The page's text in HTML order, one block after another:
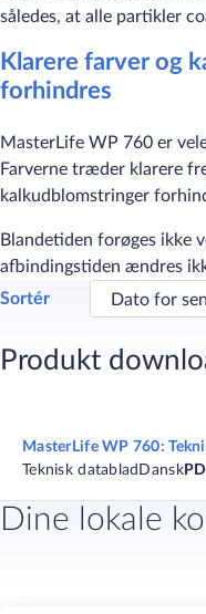
således, at alle partikler
Klarere farver og
forhindres
MasterLife WP 760 er
Farverne træder klarere
kalkudblomstringer
Blandetiden forøges ikke
afbindingstiden ændres
Sortér
Produkt
MasterLife WP 760:
Teknisk datablad Dansk
Dine lokale